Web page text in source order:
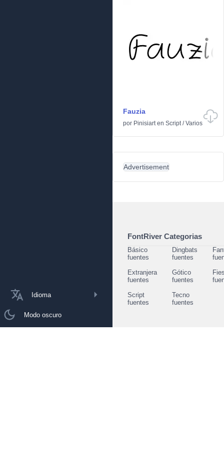
Idioma
Modo oscuro
Fauzia
por Pinisiarten Script/Varios
Advertisement
FontRiver Categorias
Básico
fuentes
Dingbats
fuentes
Extranjera
fuentes
Gótico
fuentes
Script
fuentes
Tecno
fuentes